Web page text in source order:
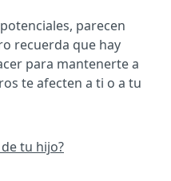
parecen
recuerda que hay
para mantenerte a
te afecten a ti o a tu
tu hijo?